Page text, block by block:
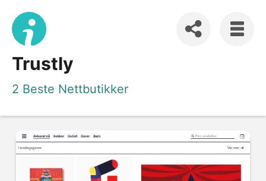
Trustly
2 Beste Nettbutikker